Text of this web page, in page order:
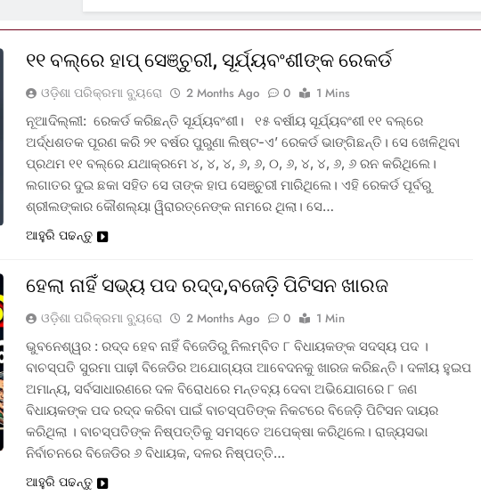
୧୧ ବଲ୍‌ରେ ହାପ୍ ସେଞ୍ଚୁରୀ, ସୂର୍ଯ୍ୟବଂଶୀଙ୍କ ରେକର୍ଡ
ଓଡ଼ିଶା ପରିକ୍ରମା ବ୍ୟୁରୋ 2 Months Ago 0
1 Mins
ନୂଆଦିଲ୍ଲୀ: ରେକର୍ଡ କରିଛନ୍ତି ସୂର୍ଯ୍ୟବଂଶୀ। ୧୫ ବର୍ଷୀୟ ସୂର୍ଯ୍ୟବଂଶୀ ୧୧ ବଲ୍‌ରେ
ଅର୍ଦ୍ଧଶତକ ପୂରଣ କରି ୨୧ ବର୍ଷର ପୁରୁଣା ଲିଷ୍ଟ-ଏ’ ରେକର୍ଡ ଭାଙ୍ଗିଛନ୍ତି। ସେ ଖେଳିଥିବା
ପ୍ରଥମ ୧୧ ବଲ୍‌ରେ ଯଥାକ୍ରମେ ୪, ୪, ୪, ୬, ୬, ୦, ୬, ୪, ୪, ୬, ୬ ରନ କରିଥିଲେ।
ଲଗାତର ଦୁଇ ଛକା ସହିତ ସେ ତାଙ୍କ ହାପ ସେଞ୍ଚୁରୀ ମାରିଥିଲେ। ଏହି ରେକର୍ଡ ପୂର୍ବରୁ
ଶ୍ରୀଲଙ୍କାର କୌଶଲ୍ୟା ୱିରାରତ୍ନେଙ୍କ ନାମରେ ଥିଲା। ସେ…
ଆହୁରି ପଢନ୍ତୁ
ହେଲା ନାହିଁ ସଭ୍ୟ ପଦ ରଦ୍ଦ,ବଜେଡ଼ି ପିଟିସନ ଖାରଜ
ଓଡ଼ିଶା ପରିକ୍ରମା ବ୍ୟୁରୋ 2 Months Ago 0
1 Min
ଭୁବନେଶ୍ୱର : ରଦ୍ଦ ହେବ ନାହିଁ ବିଜେଡିରୁ ନିଲମ୍ବିତ ୮ ବିଧାୟକଙ୍କ ସଦସ୍ୟ ପଦ ।
ବାଚସ୍ପତି ସୁରମା ପାଢ଼ୀ ବିଜେଡିର ଅଯୋଗ୍ୟତା ଆବେଦନକୁ ଖାରଜ କରିଛନ୍ତି। ଦଳୀୟ ହୁଇପ
ଅମାନ୍ୟ, ସର୍ବସାଧାରଣରେ ଦଳ ବିରୋଧରେ ମନ୍ତବ୍ୟ ଦେବା ଅଭିଯୋଗରେ ୮ ଜଣ
ବିଧାୟକଙ୍କ ପଦ ରଦ୍ଦ କରିବା ପାଇଁ ବାଚସ୍ପତିଙ୍କ ନିକଟରେ ବିଜେଡ଼ି ପିଟିସନ ଦାୟର
କରିଥିଲା । ବାଚସ୍ପତିଙ୍କ ନିଷ୍ପତ୍ତିକୁ ସମସ୍ତେ ଅପେକ୍ଷା କରିଥିଲେ। ରାଜ୍ୟସଭା
ନିର୍ବାଚନରେ ବିଜେଡିର ୬ ବିଧାୟକ, ଦଳର ନିଷ୍ପତ୍ତି…
ଆହୁରି ପଢନ୍ତୁ